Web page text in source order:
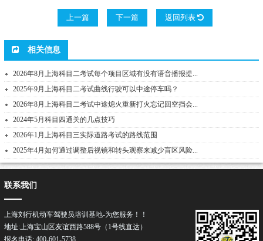
上一篇 下一篇 返回列表
相关信息
2026年8月上海科目二考试每个项目区域有没有语音播报提...
2025年9月上海科目二考试曲线行驶可以中途停车吗？
2026年8月上海科目二考试中途熄火重新打火忘记回空挡会...
2024年5月科目四通关的几点技巧
2026年1月上海科目三实际道路考试的路线范围
2025年4月如何通过调整后视镜和转头观察来减少盲区风险...
联系我们
上海刘行机动车驾驶员培训基地-为您服务！！
地址:上海宝山区友谊西路588号（1号线直达）
报名电话: 400-601-5738